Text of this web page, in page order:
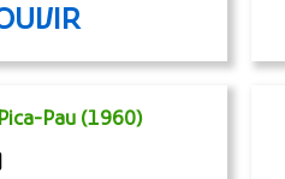
Pau (1960)